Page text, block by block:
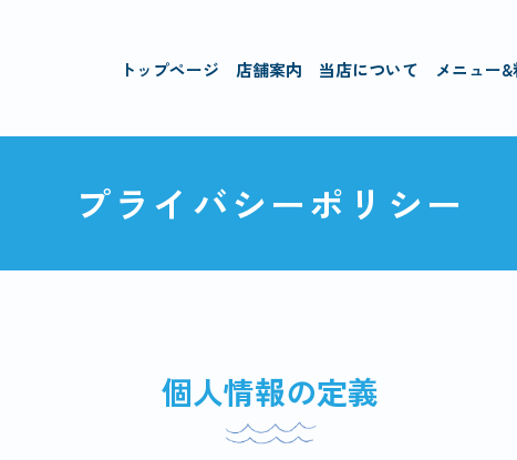
トップページ 店舗案内 当店について メニュー
プライバシーポリシー
個人情報の定義